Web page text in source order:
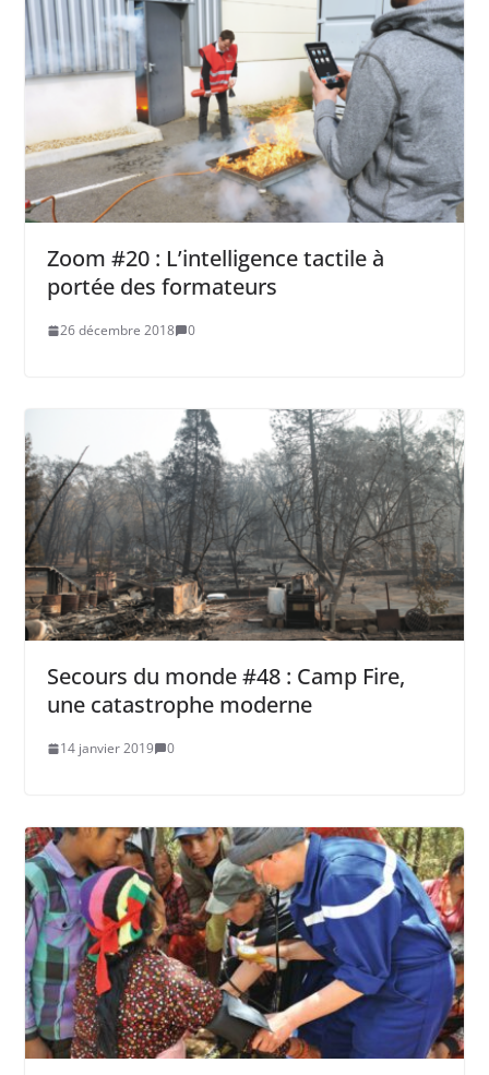
Zoom #20 : L’intelligence tactile à
portée des formateurs
26 décembre 2018 0
Secours du monde #48 : Camp Fire,
une catastrophe moderne
14 janvier 2019 0